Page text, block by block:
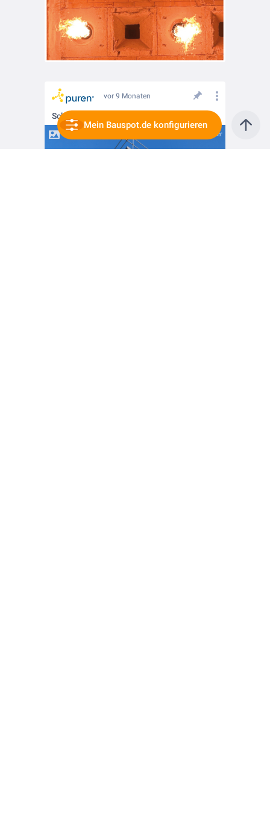
vor 9 Monaten
Schlanke Wandaufbauten dank purenotherm S
Mein Bauspot.de konfigurieren